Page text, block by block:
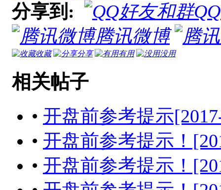
分享到:
腾讯微博
收藏 分享 有用 没用
相关帖子
• 开盘前参考提示
• 开盘前参考提示！
• 开盘前参考提示！